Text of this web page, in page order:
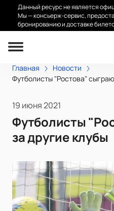
Данный ресурс не является
Мы — консьерж-сервис,
бронированию и доставке
Главная
Новости
Футболисты "Ростова"
19 июня 2021
Футболисты
за другие клубы